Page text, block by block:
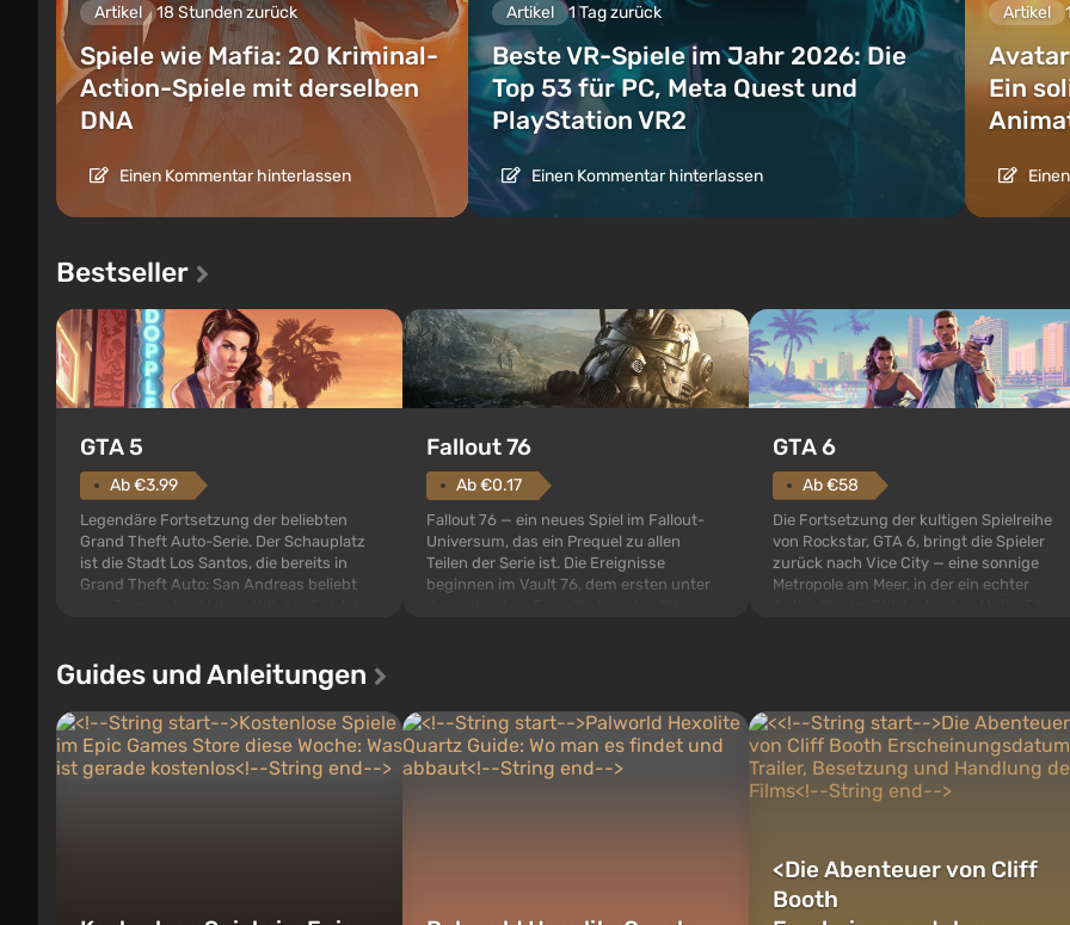
Artikel 18 Stunden zurück
Spiele wie Mafia: 20 Kriminal-
Action-Spiele mit derselben
DNA
Einen Kommentar hinterlassen
Artikel 1 Tag zurück
Beste VR-Spiele im Jahr 2026: Die
Top 53 für PC, Meta Quest und
PlayStation VR2
Einen Kommentar hinterlassen
Artikel
Ein
Bestseller
GTA 5
Ab €3.99
Legendäre Fortsetzung der beliebten
Grand Theft Auto-Serie. Der Schauplatz
ist die Stadt Los Santos, die bereits in
Grand Theft Auto: San Andreas beliebt
denen Sie jederzeit...
Fallout 76
Ab €0.17
Fallout 76 — ein neues Spiel im Fallout-
Universum, das ein Prequel zu allen
Teilen der Serie ist. Die Ereignisse
beginnen im Vault 76, dem ersten unter
GTA 6
Ab €58
Die Fortsetzung der kultigen Spielreihe
von Rockstar, GTA 6, bringt die Spieler
zurück nach Vice City — eine sonnige
Metropole am Meer, in der ein echter
Guides und Anleitungen
<Die Abenteuer von Cliff
Booth